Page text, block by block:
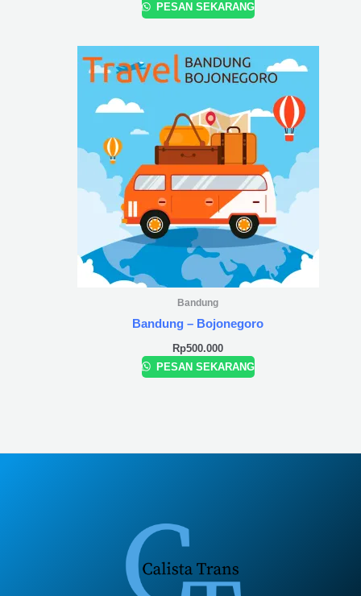
PESAN SEKARANG
Bandung
Bandung – Bojonegoro
Rp500.000
PESAN SEKARANG